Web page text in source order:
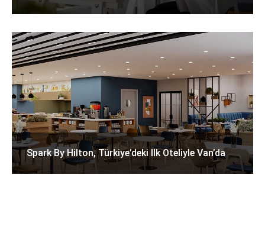
Spark By Hilton, Türkiye’deki Ilk Oteliyle Van’da